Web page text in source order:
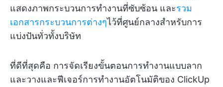
แสดงภาพกระบวนการทำงานที่ซับซ้อน และรวม
เอกสารกระบวนการต่างๆไว้ที่ศูนย์กลางสำหรับการ
แบ่งปันทั่วทั้งบริษัท
ที่ดีที่สุดคือ การจัดเรียงขั้นตอนการทำงานแบบลาก
และวางและฟีเจอร์การทำงานอัตโนมัติของ ClickUp